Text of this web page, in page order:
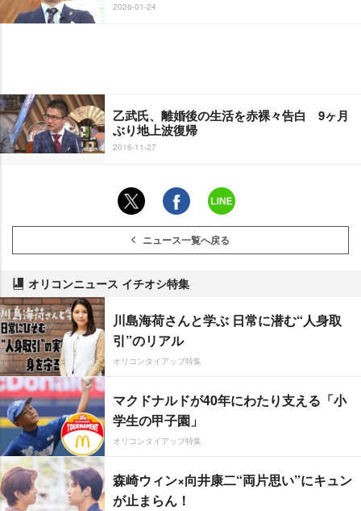
2026-01-24
乙武氏、離婚後の生活を赤裸々告白 9ヶ月
ぶり地上波復帰
2016-11-27
ニュース一覧へ戻る
オリコンニュース イチオシ特集
川島海荷さんと学ぶ 日常に潜む“人身取
引”のリアル
オリコンタイアップ特集
マクドナルドが40年にわたり支える「小
学生の甲子園」
オリコンタイアップ特集
森崎ウィン×向井康二“両片思い”にキュン
が止まらん！